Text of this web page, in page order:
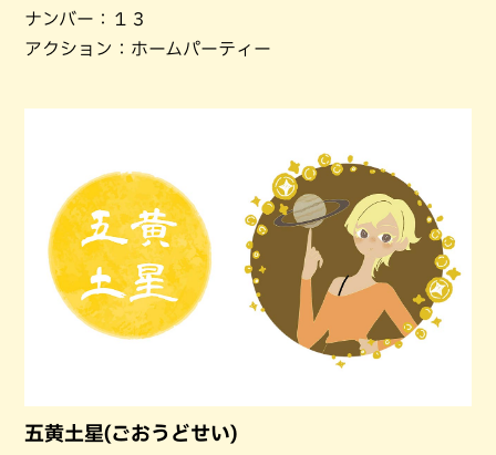
ナンバー：１３
アクション：ホームパーティー
五黄土星(ごおうどせい)